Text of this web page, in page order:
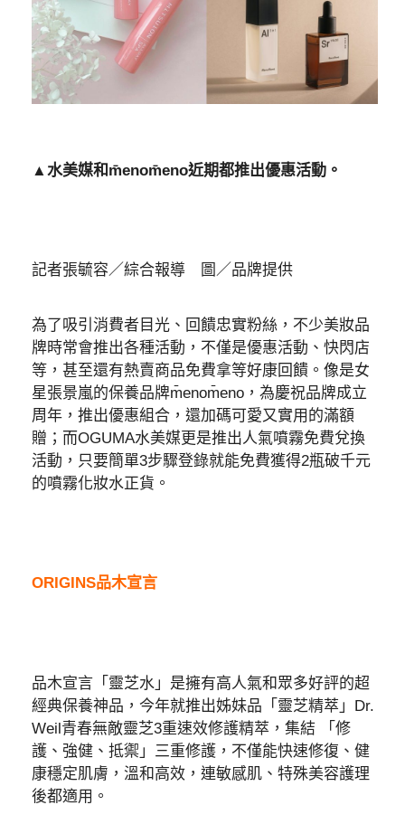
▲水美媒和m̄enom̄eno近期都推出優惠活動。
記者張毓容／綜合報導 圖／品牌提供
為了吸引消費者目光、回饋忠實粉絲，不少美妝品
牌時常會推出各種活動，不僅是優惠活動、快閃店
等，甚至還有熱賣商品免費拿等好康回饋。像是女
星張景嵐的保養品牌m̄enom̄eno，為慶祝品牌成立
周年，推出優惠組合，還加碼可愛又實用的滿額
贈；而OGUMA水美媒更是推出人氣噴霧免費兌換
活動，只要簡單3步驟登錄就能免費獲得2瓶破千元
的噴霧化妝水正貨。
ORIGINS品木宣言
品木宣言「靈芝水」是擁有高人氣和眾多好評的超
經典保養神品，今年就推出姊妹品「靈芝精萃」Dr.
Weil青春無敵靈芝3重速效修護精萃，集結 「修
護、強健、抵禦」三重修護，不僅能快速修復、健
康穩定肌膚，溫和高效，連敏感肌、特殊美容護理
後都適用。